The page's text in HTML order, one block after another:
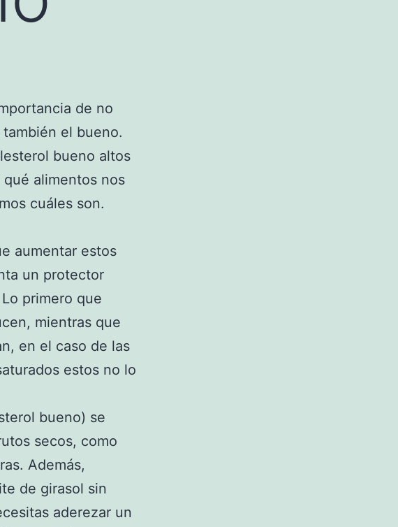
de no
el bueno.
bueno altos
alimentos nos
cuáles son.
aumentar estos
un protector
primero que
mientras que
en el caso de las
estos no lo
bueno) se
secos, como
Además,
de girasol sin
aderezar un